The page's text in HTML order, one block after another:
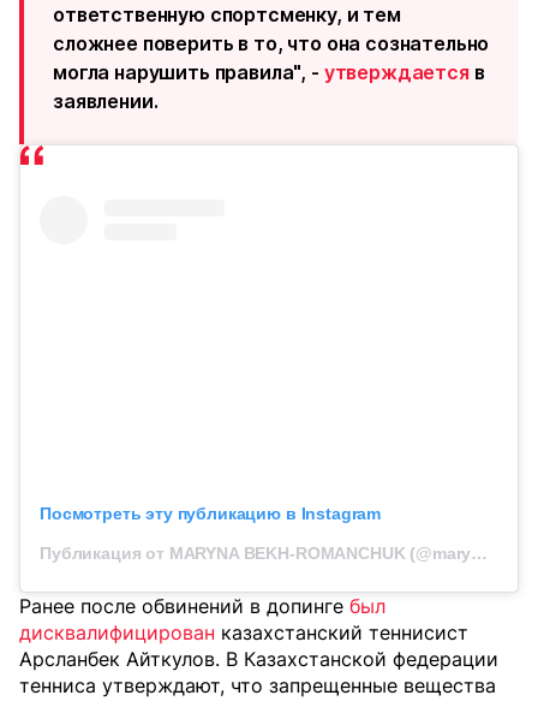
ответственную спортсменку, и тем
сложнее поверить в то, что она сознательно
могла нарушить правила", - утверждается в
заявлении.
Посмотреть эту публикацию в Instagram
Публикация от MARYNA BEKH-ROMANCHUK (@marynabekh)
Ранее после обвинений в допинге был
дисквалифицирован казахстанский теннисист
Арсланбек Айткулов. В Казахстанской федерации
тенниса утверждают, что запрещенные вещества